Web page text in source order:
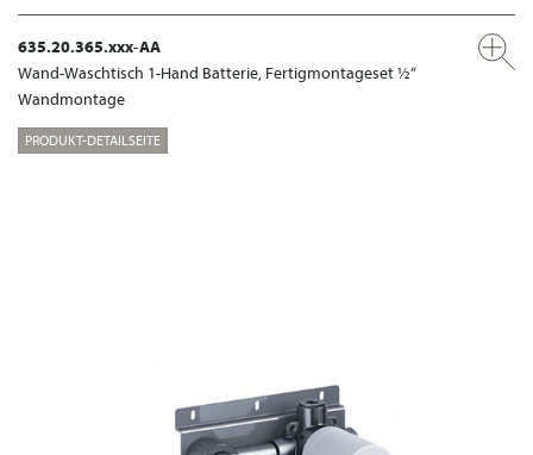
635.20.365.xxx-AA
Wand-Waschtisch 1-Hand Batterie, Fertigmontageset ½“
Wandmontage
PRODUKT-DETAILSEITE